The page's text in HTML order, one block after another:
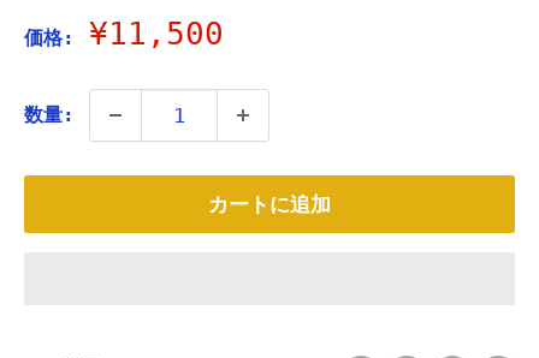
価格:
販
価
格
¥11,500
数量:
カートに追加